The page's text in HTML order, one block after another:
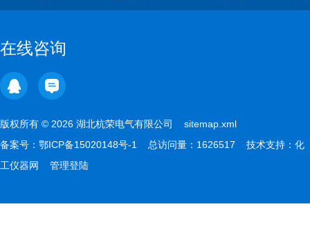
在线咨询
版权所有 © 2026 湖北杭荣电气有限公司 sitemap.xml
备案号： 鄂ICP备15020148号-1 总访问量：1626517 技术支持： 化
工仪器网
管理登陆